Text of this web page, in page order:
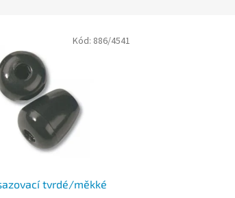
tvrdé/měkké
Kód: 886/4541